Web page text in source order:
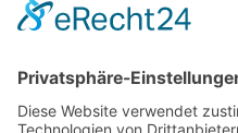
Links
Unabhängige